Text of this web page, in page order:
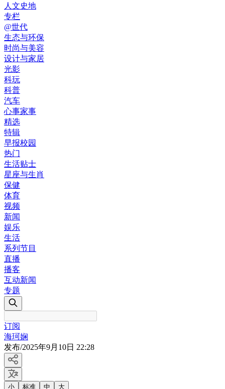
人文史地
专栏
@世代
生态与环保
时尚与美容
设计与家居
光影
科玩
科普
汽车
心事家事
精选
特辑
早报校园
热门
生活贴士
星座与生肖
保健
体育
视频
新闻
娱乐
生活
系列节目
直播
播客
互动新闻
专题
订阅
海珂娴
发布/2025年9月10日 22:28
小 标准 中 大